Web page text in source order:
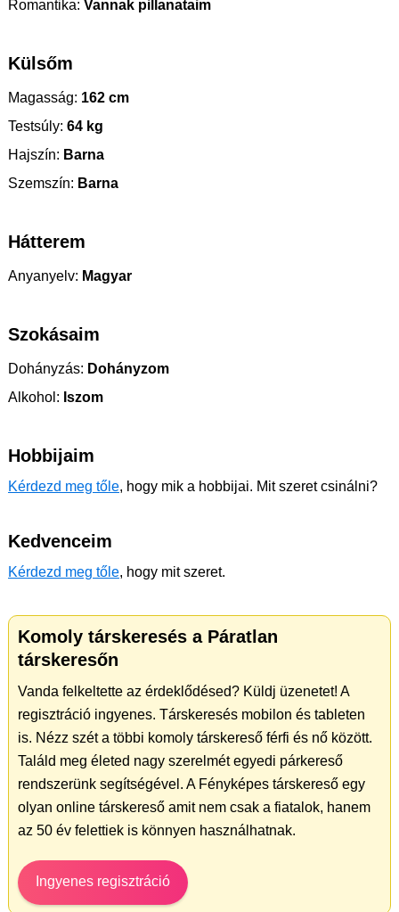
Romantika: Vannak pillanataim
Külsőm
Magasság: 162 cm
Testsúly: 64 kg
Hajszín: Barna
Szemszín: Barna
Hátterem
Anyanyelv: Magyar
Szokásaim
Dohányzás: Dohányzom
Alkohol: Iszom
Hobbijaim
Kérdezd meg tőle, hogy mik a hobbijai. Mit szeret csinálni?
Kedvenceim
Kérdezd meg tőle, hogy mit szeret.
Komoly társkeresés a Páratlan
társkeresőn
Vanda felkeltette az érdeklődésed? Küldj üzenetet! A
regisztráció ingyenes. Társkeresés mobilon és tableten
is. Nézz szét a többi komoly társkereső férfi és nő között.
Találd meg életed nagy szerelmét egyedi párkereső
rendszerünk segítségével. A Fényképes társkereső egy
olyan online társkereső amit nem csak a fiatalok, hanem
az 50 év felettiek is könnyen használhatnak.
Ingyenes regisztráció